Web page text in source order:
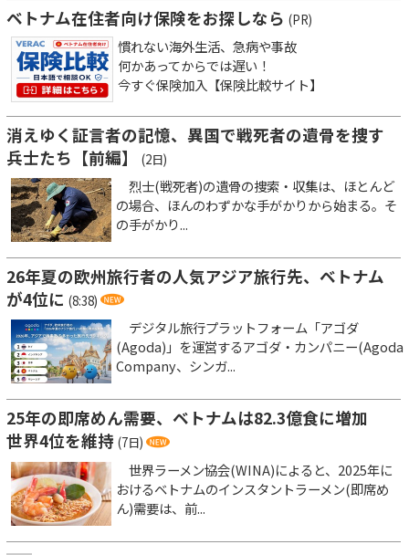
ベトナム在住者向け保険をお探しなら (PR)
慣れない海外生活、急病や事故
何かあってからでは遅い！
今すぐ保険加入【保険比較サイト】
消えゆく証言者の記憶、異国で戦死者の遺骨を捜す
兵士たち【前編】
(2日)
烈士(戦死者)の遺骨の捜索・収集は、ほとんど
の場合、ほんのわずかな手がかりから始まる。そ
の手がかり...
26年夏の欧州旅行者の人気アジア旅行先、ベトナム
が4位に (8:38)
デジタル旅行プラットフォーム「アゴダ
(Agoda)」を運営するアゴダ・カンパニー(Agoda
Company、シンガ...
25年の即席めん需要、ベトナムは82.3億食に増加
世界4位を維持 (7日)
世界ラーメン協会(WINA)によると、2025年に
おけるベトナムのインスタントラーメン(即席め
ん)需要は、前...